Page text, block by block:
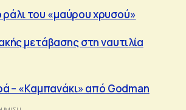
ράλι του «μαύρου χρυσού»
μετάβασης στη ναυτιλία
– «Καμπανάκι» από Godman